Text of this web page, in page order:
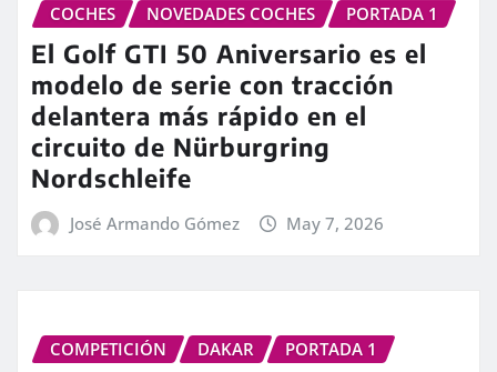
COCHES NOVEDADES COCHES PORTADA 1
El Golf GTI 50 Aniversario es el
modelo de serie con tracción
delantera más rápido en el
circuito de Nürburgring
Nordschleife
José Armando Gómez May 7, 2026
COMPETICIÓN DAKAR PORTADA 1